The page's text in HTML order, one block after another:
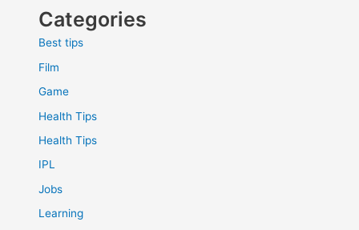
Categories
Best tips
Film
Game
Health Tips
Health Tips
IPL
Jobs
Learning